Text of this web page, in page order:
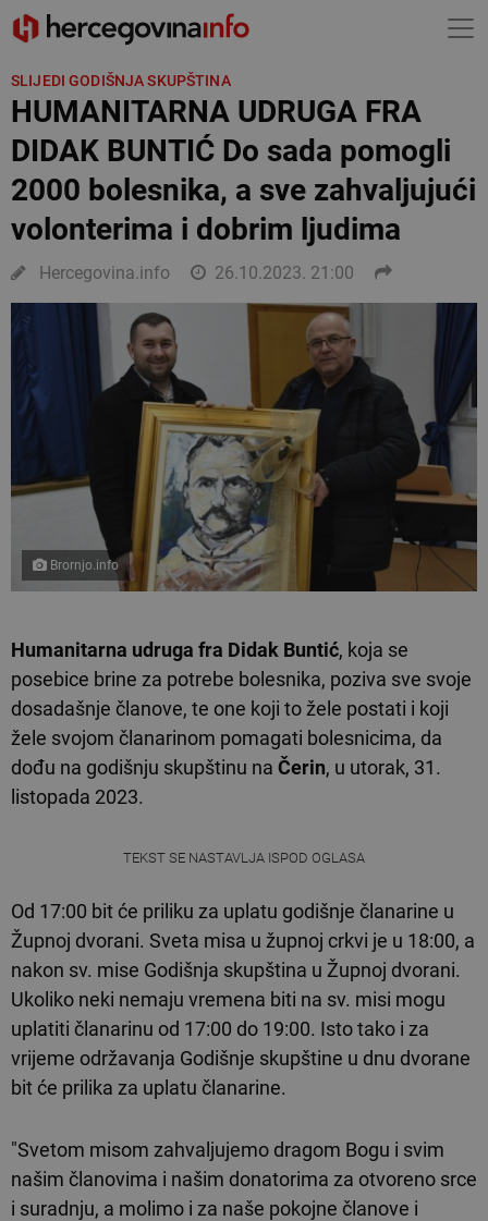
SLIJEDI GODIŠNJA SKUPŠTINA
HUMANITARNA UDRUGA FRA
DIDAK BUNTIĆ Do sada pomogli
2000 bolesnika, a sve zahvaljujući
volonterima i dobrim ljudima
Hercegovina.info 26.10.2023. 21:00
Brornjo.info
Humanitarna udruga fra Didak Buntić, koja se
posebice brine za potrebe bolesnika, poziva sve svoje
dosadašnje članove, te one koji to žele postati i koji
žele svojom članarinom pomagati bolesnicima, da
dođu na godišnju skupštinu na Čerin, u utorak, 31.
listopada 2023.
TEKST SE NASTAVLJA ISPOD OGLASA
Od 17:00 bit će priliku za uplatu godišnje članarine u
Župnoj dvorani. Sveta misa u župnoj crkvi je u 18:00, a
nakon sv. mise Godišnja skupština u Župnoj dvorani.
Ukoliko neki nemaju vremena biti na sv. misi mogu
uplatiti članarinu od 17:00 do 19:00. Isto tako i za
vrijeme održavanja Godišnje skupštine u dnu dvorane
bit će prilika za uplatu članarine.
"Svetom misom zahvaljujemo dragom Bogu i svim
našim članovima i našim donatorima za otvoreno srce
i suradnju, a molimo i za naše pokojne članove i